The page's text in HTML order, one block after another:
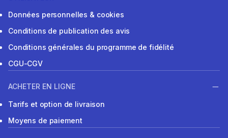
Données personnelles & cookies
Conditions de publication des avis
Conditions générales du programme de fidélité
CGU-CGV
ACHETER EN LIGNE
Tarifs et option de livraison
Moyens de paiement